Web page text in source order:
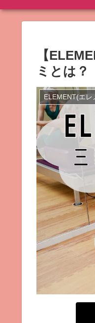
【
ミとは？
ELEMENT(エレ